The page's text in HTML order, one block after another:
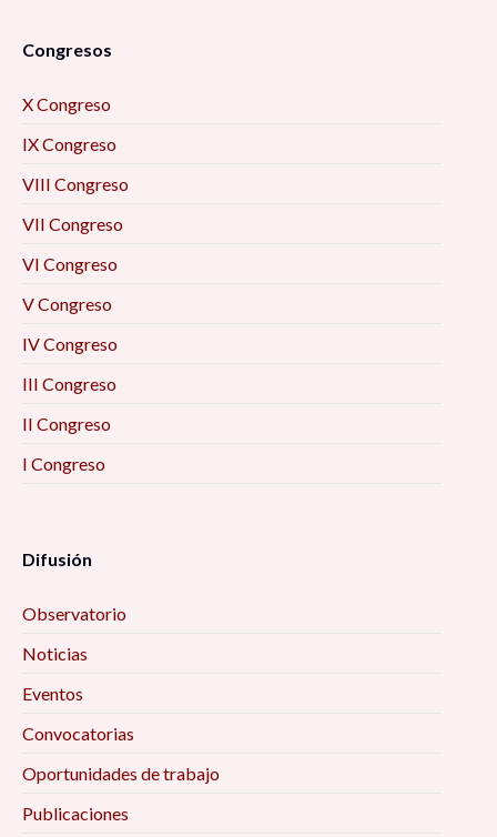
Congresos
X Congreso
IX Congreso
VIII Congreso
VII Congreso
VI Congreso
V Congreso
IV Congreso
III Congreso
II Congreso
I Congreso
Difusión
Observatorio
Noticias
Eventos
Convocatorias
Oportunidades de trabajo
Publicaciones